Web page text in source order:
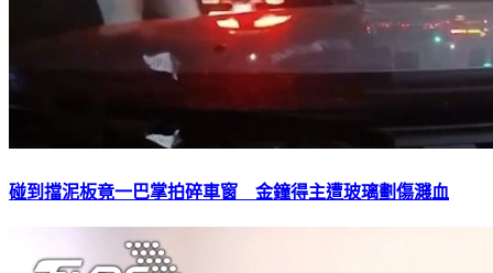
碰到擋泥板竟一巴掌拍碎車窗 金鐘得主遭玻璃劃傷濺血